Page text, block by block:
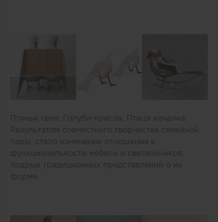
Птичья тема: Голуби-кресла, Птица-качалка.
Результатом совместного творчества семейной
пары, стало изменение отношения к
функциональности мебели и светильников,
подрыв традиционных представлений о их
форме.